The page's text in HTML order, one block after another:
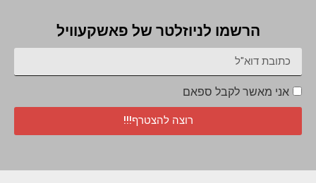
הרשמו לניוזלטר של פאשקעוויל
אני מאשר לקבל ספאם
רוצה להצטרף!!!